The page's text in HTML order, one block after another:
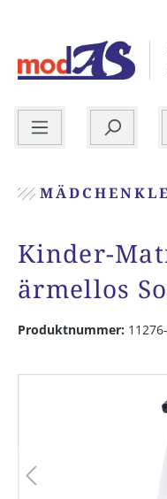
Kinder-
ärmellos
Produktnummer: